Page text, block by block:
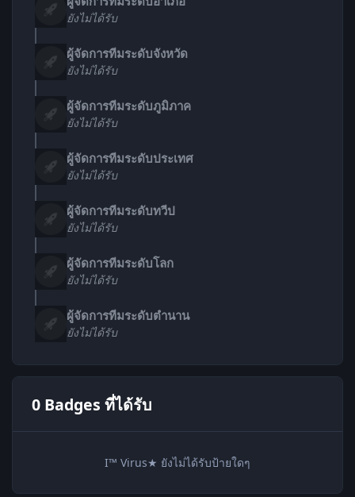
ยังไม่ได้รับ
ผู้จัดการทีมระดับจังหวัด
ยังไม่ได้รับ
ผู้จัดการทีมระดับภูมิภาค
ยังไม่ได้รับ
ผู้จัดการทีมระดับประเทศ
ยังไม่ได้รับ
ผู้จัดการทีมระดับทวีป
ยังไม่ได้รับ
ผู้จัดการทีมระดับโลก
ยังไม่ได้รับ
ผู้จัดการทีมระดับตำนาน
ยังไม่ได้รับ
0 Badges ที่ได้รับ
I™ Virus★ ยังไม่ได้รับป้ายใดๆ